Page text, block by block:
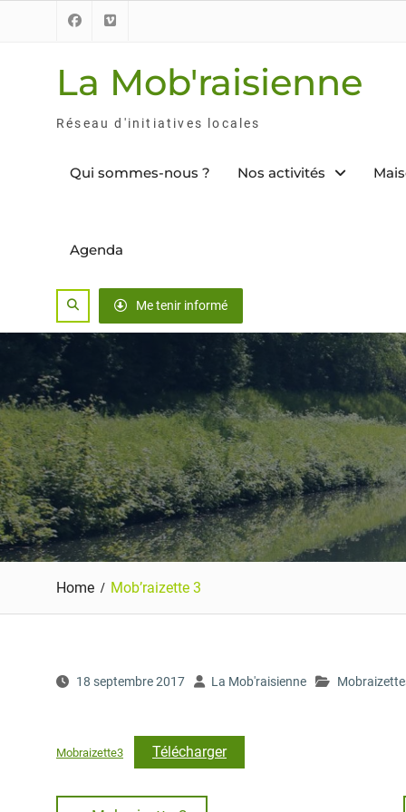
La Mob'raisienne
Réseau d'initiatives locales
Qui sommes-nous ? Nos activités
Agenda
Search Me tenir informé
Home Mob’raizette 3
18 septembre 2017 La Mob'raisienne
Mobraizette3 Télécharger